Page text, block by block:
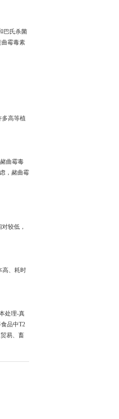
巴氏杀菌
曲霉毒素
多高等植
曲霉毒
，赭曲霉
较低，
高、耗时
处理-真
品中T2
易、畜